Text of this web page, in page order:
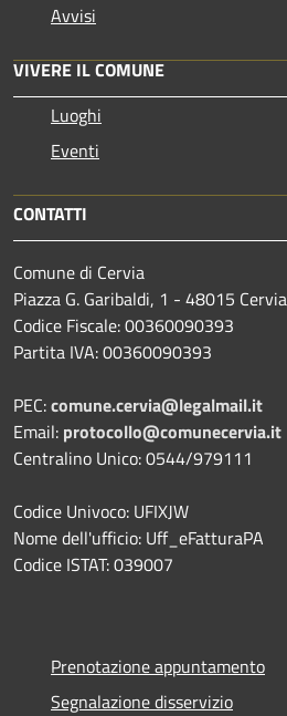
Avvisi
VIVERE IL COMUNE
Luoghi
Eventi
CONTATTI
Comune di Cervia
Piazza G. Garibaldi, 1 - 48015
Codice Fiscale: 00360090393
Partita IVA: 00360090393
PEC:comune.cervia@legalmail.it
Email: protocollo@comunecervia.it
Centralino Unico: 0544/979111
Codice Univoco: UFIXJW
Nome dell'ufficio: Uff_eFatturaPA
Codice ISTAT: 039007
Prenotazione appuntamento
Segnalazione disservizio